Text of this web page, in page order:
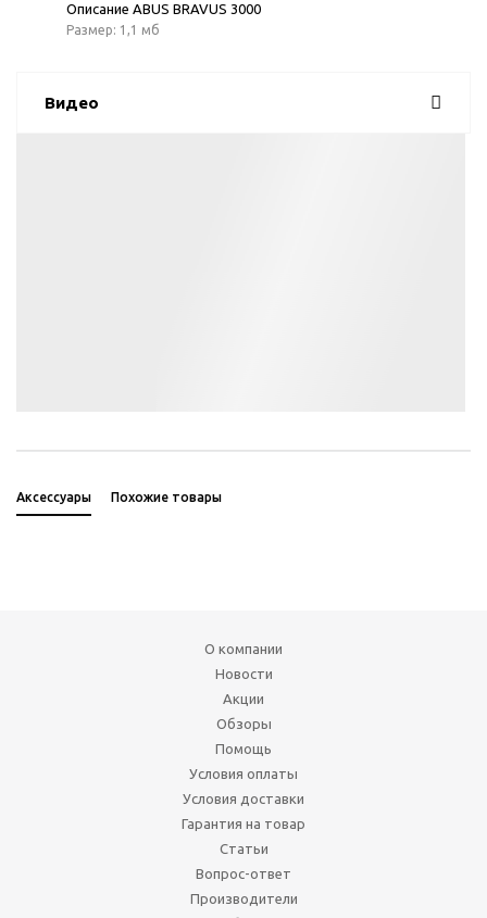
Описание ABUS BRAVUS 3000
Размер: 1,1 мб
Видео
Аксессуары Похожие товары
О компании
Новости
Акции
Обзоры
Помощь
Условия оплаты
Условия доставки
Гарантия на товар
Статьи
Вопрос-ответ
Производители